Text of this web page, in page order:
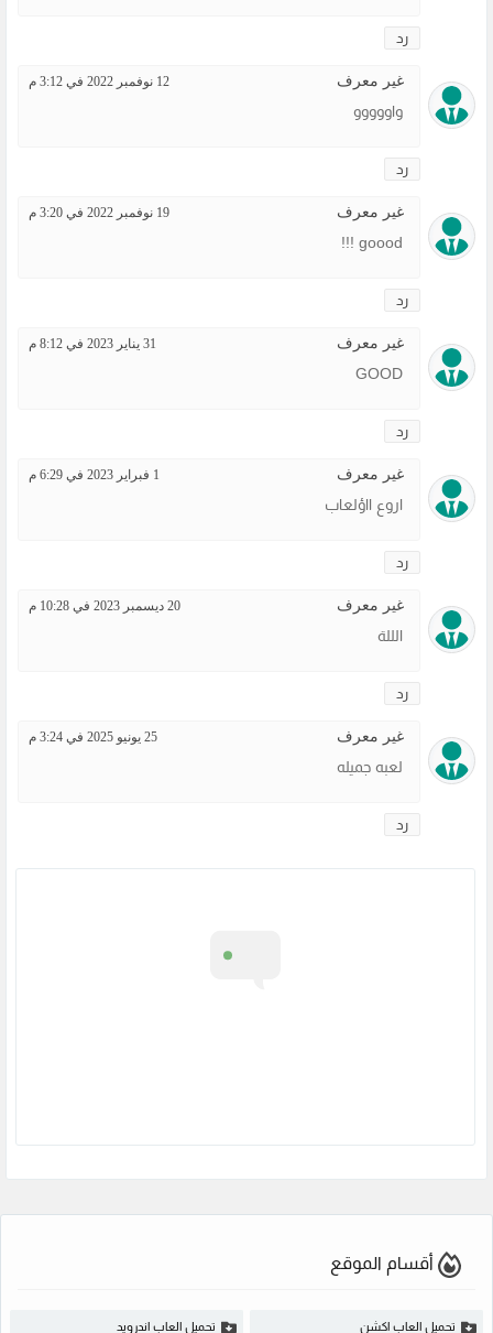
رد
غير معرف 12 نوفمبر 2022 في 3:12 م
واووووو
رد
غير معرف 19 نوفمبر 2022 في 3:20 م
goood !!!
رد
غير معرف 31 يناير 2023 في 8:12 م
GOOD
رد
غير معرف 1 فبراير 2023 في 6:29 م
اروع ااؤلعاب
رد
غير معرف 20 ديسمبر 2023 في 10:28 م
الللة
رد
غير معرف 25 يونيو 2025 في 3:24 م
لعبه جميله
رد
أقسام الموقع
تحميل العاب اكشن تحميل العاب اندرويد